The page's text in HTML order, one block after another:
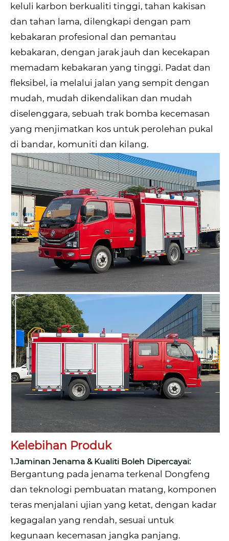
keluli karbon berkualiti tinggi, tahan kakisan
dan tahan lama, dilengkapi dengan pam
kebakaran profesional dan pemantau
kebakaran, dengan jarak jauh dan kecekapan
memadam kebakaran yang tinggi. Padat dan
fleksibel, ia melalui jalan yang sempit dengan
mudah, mudah dikendalikan dan mudah
diselenggara, sebuah trak bomba kecemasan
yang menjimatkan kos untuk perolehan pukal
di bandar, komuniti dan kilang.
Kelebihan Produk
1.Jaminan Jenama & Kualiti Boleh Dipercayai:
Bergantung pada jenama terkenal Dongfeng
dan teknologi pembuatan matang, komponen
teras menjalani ujian yang ketat, dengan kadar
kegagalan yang rendah, sesuai untuk
kegunaan kecemasan jangka panjang.